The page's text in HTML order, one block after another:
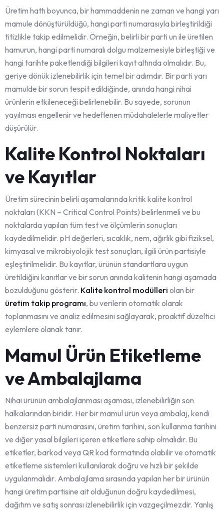
Üretim hattı boyunca, bir hammaddenin ne zaman ve hangi yarı
mamule dönüştürüldüğü, hangi parti numarasıyla birleştirildiği
titizlikle takip edilmelidir. Örneğin, belirli bir parti un ile üretilen
hamurun, hangi parti numaralı dolgu malzemesiyle birleştiği ve
hangi tarihte paketlendiği bilgileri kayıt altında olmalıdır. Bu,
geriye dönük izlenebilirlik için temel bir adımdır. Bir parti yarı
mamulde bir sorun tespit edildiğinde, anında hangi nihai
ürünlerin etkileneceği belirlenebilir. Bu sayede, sorunun
yayılması engellenir ve hedeflenen müdahalelerle maliyetler
düşürülür.
Kalite Kontrol Noktaları
ve Kayıtlar
Üretim sürecinin belirli aşamalarında kritik kalite kontrol
noktaları (KKN – Critical Control Points) belirlenmeli ve bu
noktalarda yapılan tüm test ve ölçümlerin sonuçları
kaydedilmelidir. pH değerleri, sıcaklık, nem, ağırlık gibi fiziksel,
kimyasal ve mikrobiyolojik test sonuçları, ilgili ürün partisiyle
eşleştirilmelidir. Bu kayıtlar, ürünün standartlara uygun
üretildiğini kanıtlar ve bir sorun anında kalitenin hangi aşamada
bozulduğunu gösterir. Kalite kontrol modülleri olan bir
üretim takip programı, bu verilerin otomatik olarak
toplanmasını ve analiz edilmesini sağlayarak, proaktif düzeltici
eylemlere olanak tanır.
Mamul Ürün Etiketleme
ve Ambalajlama
Nihai ürünün ambalajlanması aşaması, izlenebilirliğin son
halkalarından biridir. Her bir mamul ürün veya ambalaj, kendi
benzersiz parti numarasını, üretim tarihini, son kullanma tarihini
ve diğer yasal bilgileri içeren etiketlere sahip olmalıdır. Bu
etiketler, barkod veya QR kod formatında olabilir ve otomatik
etiketleme sistemleri kullanılarak doğru ve hızlı bir şekilde
uygulanmalıdır. Ambalajlama sırasında yapılan her bir ürünün
hangi üretim partisine ait olduğunun doğru kaydedilmesi,
dağıtım ve satış sonrası izlenebilirlik için vazgeçilmezdir. Yanlış